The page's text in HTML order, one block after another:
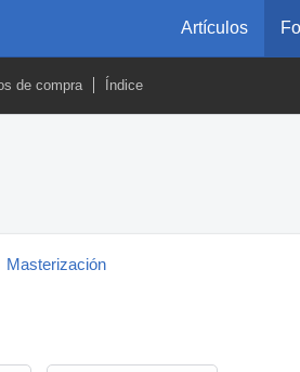
Artículos
de compra Índice
Masterización